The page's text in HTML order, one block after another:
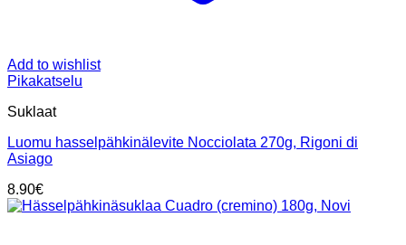
Add to wishlist
Pikakatselu
Suklaat
Luomu hasselpähkinälevite Nocciolata 270g, Rigoni di
Asiago
8.90€